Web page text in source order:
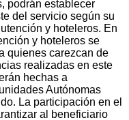
podrán establecer
del servicio según su
y hoteleros. En
y hoteleros se
quienes carezcan de
realizadas en este
hechas a
Autónomas
La participación en el
al beneficiario